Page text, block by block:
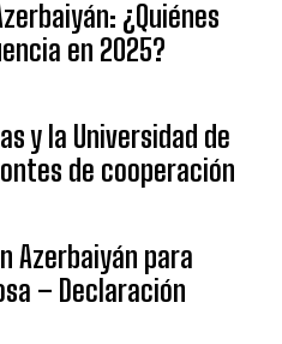
¿Quiénes
en 2025?
y la Universidad de
de cooperación
Azerbaiyán para
– Declaración